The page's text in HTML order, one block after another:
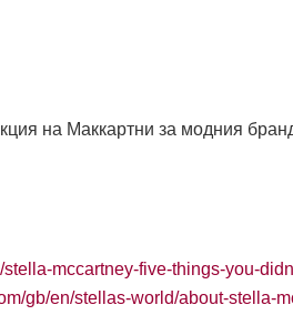
на Маккартни за модния
mccartney-five-things-you-
gb/en/stellas-world/about-stella-